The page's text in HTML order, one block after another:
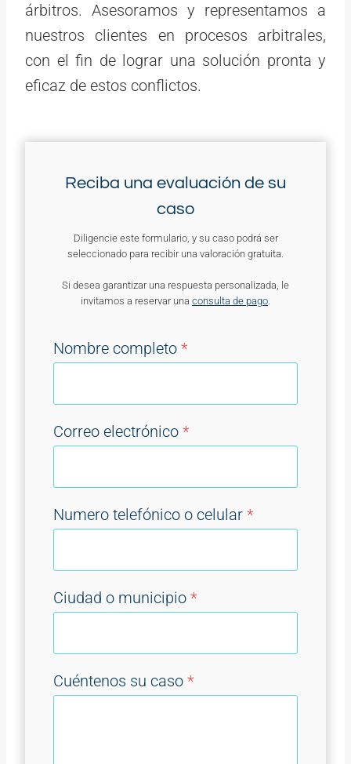
árbitros. Asesoramos y representamos a
nuestros clientes en procesos arbitrales,
con el fin de lograr una solución pronta y
eficaz de estos conflictos.
Reciba una evaluación de su
caso
Diligencie este formulario, y su caso podrá ser
seleccionado para recibir una valoración gratuita.
Si desea garantizar una respuesta personalizada, le
invitamos a reservar una consulta de pago.
Nombre completo *
Correo electrónico *
Numero telefónico o celular *
Ciudad o municipio *
Cuéntenos su caso *